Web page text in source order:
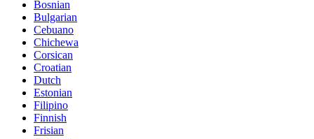
Bosnian
Bulgarian
Cebuano
Chichewa
Corsican
Croatian
Dutch
Estonian
Filipino
Finnish
Frisian